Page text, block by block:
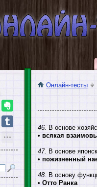
Онлайн-тесты
46. В основе
• всякая
47. В основе
• пожизненный
48. В основу
• Отто Ранка